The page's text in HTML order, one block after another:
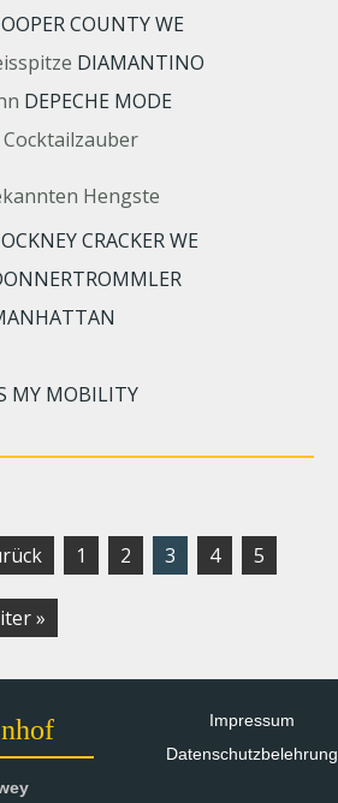
COUNTY WE
DIAMANTINO
DEPECHE MODE
Cocktailzauber
Hengste
CRACKER WE
MY MOBILITY
1 2 3 4 5
»
Impressum
Datenschutzbelehrung